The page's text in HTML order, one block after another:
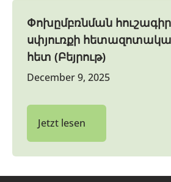
Փոխըմբռնման
սփյուռքի
հետ (Բեյրութ)
December 9, 2025
Jetzt lesen